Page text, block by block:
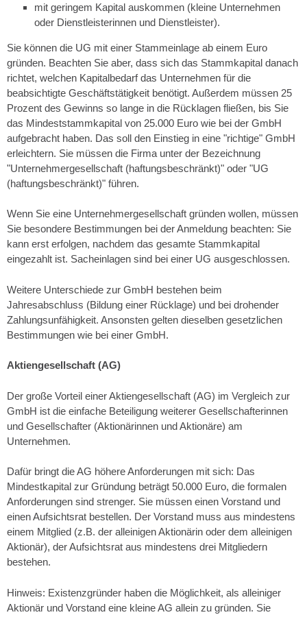
mit geringem Kapital auskommen (kleine Unternehmen
oder Dienstleisterinnen und Dienstleister).
Sie können die UG mit einer Stammeinlage ab einem Euro
gründen. Beachten Sie aber, dass sich das Stammkapital danach
richtet, welchen Kapitalbedarf das Unternehmen für die
beabsichtigte Geschäftstätigkeit benötigt. Außerdem müssen 25
Prozent des Gewinns so lange in die Rücklagen fließen, bis Sie
das Mindeststammkapital von 25.000 Euro wie bei der GmbH
aufgebracht haben. Das soll den Einstieg in eine "richtige" GmbH
erleichtern. Sie müssen die Firma unter der Bezeichnung
"Unternehmergesellschaft (haftungsbeschränkt)" oder "UG
(haftungsbeschränkt)" führen.
Wenn Sie eine Unternehmergesellschaft gründen wollen, müssen
Sie besondere Bestimmungen bei der Anmeldung beachten: Sie
kann erst erfolgen, nachdem das gesamte Stammkapital
eingezahlt ist. Sacheinlagen sind bei einer UG ausgeschlossen.
Weitere Unterschiede zur GmbH bestehen beim
Jahresabschluss (Bildung einer Rücklage) und bei drohender
Zahlungsunfähigkeit. Ansonsten gelten dieselben gesetzlichen
Bestimmungen wie bei einer GmbH.
Aktiengesellschaft (AG)
Der große Vorteil einer Aktiengesellschaft (AG) im Vergleich zur
GmbH ist die einfache Beteiligung weiterer Gesellschafterinnen
und Gesellschafter (Aktionärinnen und Aktionäre) am
Unternehmen.
Dafür bringt die AG höhere Anforderungen mit sich: Das
Mindestkapital zur Gründung beträgt 50.000 Euro, die formalen
Anforderungen sind strenger. Sie müssen einen Vorstand und
einen Aufsichtsrat bestellen. Der Vorstand muss aus mindestens
einem Mitglied (z.B. der alleinigen Aktionärin oder dem alleinigen
Aktionär), der Aufsichtsrat aus mindestens drei Mitgliedern
bestehen.
Hinweis: Existenzgründer haben die Möglichkeit, als alleiniger
Aktionär und Vorstand eine kleine AG allein zu gründen. Sie